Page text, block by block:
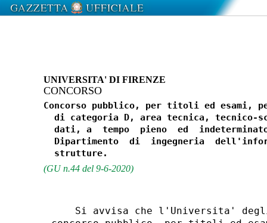
UNIVERSITA' DI FIRENZE
CONCORSO
Concorso pubblico, per titoli ed esami,
di categoria D, area tecnica, tecnico-
dati, a  tempo  pieno  ed
Dipartimento  di  ingegneria
(GU n.44 del 9-6-2020)
Si avvisa che l'Universita'